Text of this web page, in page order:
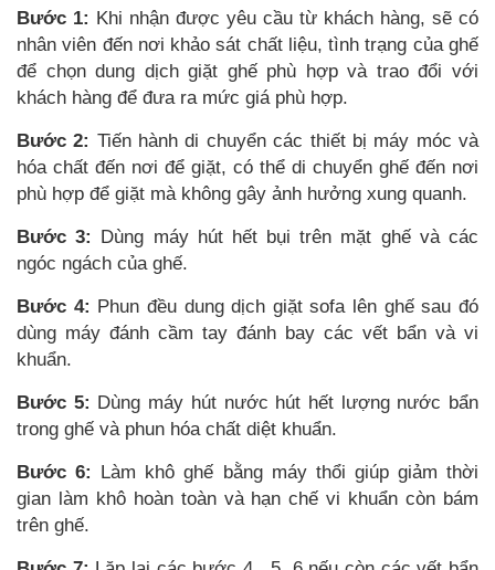
Bước 1: Khi nhận được yêu cầu từ khách hàng, sẽ có
nhân viên đến nơi khảo sát chất liệu, tình trạng của ghế
để chọn dung dịch giặt ghế phù hợp và trao đổi với
khách hàng để đưa ra mức giá phù hợp.
Bước 2: Tiến hành di chuyển các thiết bị máy móc và
hóa chất đến nơi để giặt, có thể di chuyển ghế đến nơi
phù hợp để giặt mà không gây ảnh hưởng xung quanh.
Bước 3:
Dùng máy hút hết bụi trên mặt ghế và các
ngóc ngách của ghế.
Bước 4: Phun đều dung dịch giặt sofalên ghế sau đó
dùng máy đánh cầm tay đánh bay các vết bẩn và vi
khuẩn.
Bước 5: Dùng máy hút nước hút hết lượng nước bẩn
trong ghế và phun hóa chất diệt khuẩn.
Bước 6:
Làm khô ghế bằng máy thổi giúp giảm thời
gian làm khô hoàn toàn và hạn chế vi khuẩn còn bám
trên ghế.